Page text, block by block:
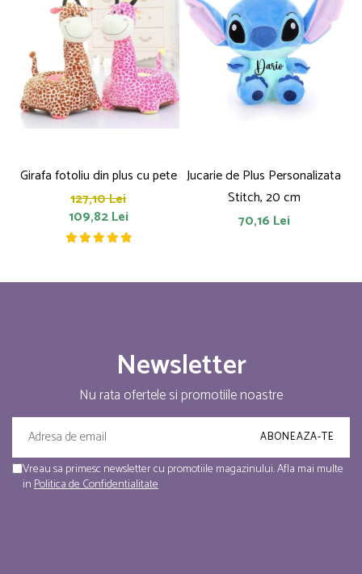
Girafa fotoliu din plus cu pete
127,10 Lei
109,82 Lei
Jucarie de Plus Personalizata
Stitch, 20 cm
70,16 Lei
Newsletter
Nu rata ofertele si promotiile noastre
Vreau sa primesc newsletter cu promotiile magazinului. Afla mai multe
inPolitica de Confidentialitate